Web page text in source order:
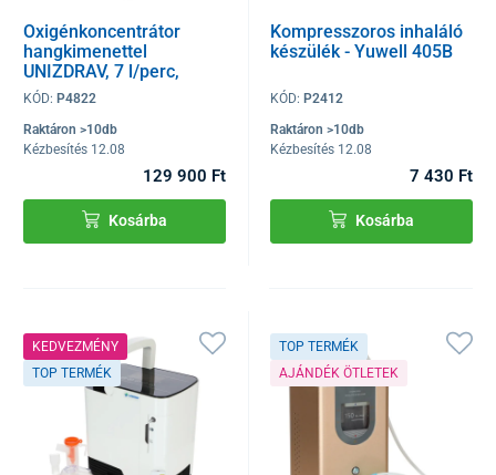
Oxigénkoncentrátor
hangkimenettel
UNIZDRAV, 7 l/perc,
fautánzat
KÓD: P4822
Raktáron >10db
Kézbesítés 12.08
129 900 Ft
Kosárba
Kompresszoros inhaláló
készülék - Yuwell 405B
KÓD:P2412
Raktáron >10db
Kézbesítés 12.08
7 430 Ft
Kosárba
KEDVEZMÉNY
TOP TERMÉK
TOP TERMÉK
AJÁNDÉK ÖTLETEK